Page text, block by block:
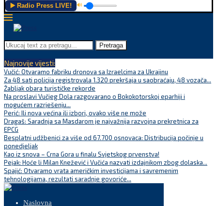
▶️ Radio Press LIVE! 🔊
Pretraga
Najnovije vijesti:
Vučić: Otvaramo fabriku dronova sa Izraelcima za Ukrajinu
Za 48 sati policija registrovala 1.320 prekršaja u saobraćaju, 48 vozača...
Žabljak obara turističke rekorde
Na proslavi Vučjeg Dola razgovarano o Bokokotorskoj eparhiji i
mogućem razrješenju...
Perić: Ili nova većina ili izbori, ovako više ne može
Dragaš: Saradnja sa Masdarom je najvažnija razvojna prekretnica za
EPCG
Besplatni udžbenici za više od 67.700 osnovaca: Distribucija počinje u
ponedjeljak
Kao iz snova – Crna Gora u finalu Svjetskog prvenstva!
Pejak: Hoće li Milan Knežević i Vučića nazvati izdajnikom zbog dolaska...
Spajić: Otvaramo vrata američkim investicijama i savremenim
tehnologijama, rezultati saradnje govoriće...
Naslovna